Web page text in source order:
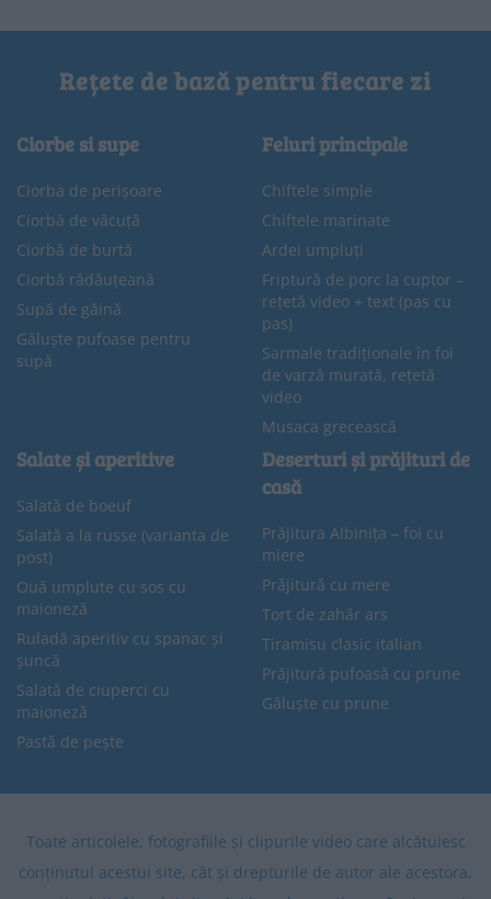
Rețete de bază pentru fiecare zi
Ciorbe si supe
Ciorba de perișoare
Ciorbă de văcuță
Ciorbă de burtă
Ciorbă rădăuțeană
Supă de găină
Găluște pufoase pentru
supă
Feluri principale
Chiftele simple
Chiftele marinate
Ardei umpluți
Friptură de porc la cuptor –
rețetă video + text (pas cu
pas)
Sarmale tradiționale în foi
de varză murată, rețetă
video
Musaca grecească
Salate și aperitive
Salată de boeuf
Salată a la russe (varianta de
post)
Ouă umplute cu sos cu
maioneză
Ruladă aperitiv cu spanac și
șuncă
Salată de ciuperci cu
maioneză
Pastă de pește
Deserturi și prăjituri de
casă
Prăjitura Albinița – foi cu
miere
Prăjitură cu mere
Tort de zahăr ars
Tiramisu clasic italian
Prăjitură pufoasă cu prune
Găluște cu prune
Toate articolele, fotografiile și clipurile video care alcătuiesc
conținutul acestui site, cât și drepturile de autor ale acestora,